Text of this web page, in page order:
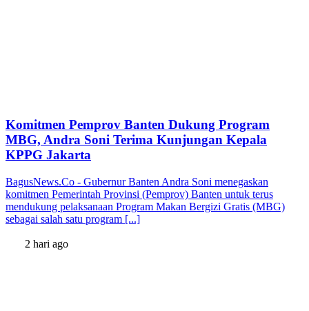
Komitmen Pemprov Banten Dukung Program
MBG, Andra Soni Terima Kunjungan Kepala
KPPG Jakarta
BagusNews.Co - Gubernur Banten Andra Soni menegaskan
komitmen Pemerintah Provinsi (Pemprov) Banten untuk terus
mendukung pelaksanaan Program Makan Bergizi Gratis (MBG)
sebagai salah satu program [...]
2 hari ago